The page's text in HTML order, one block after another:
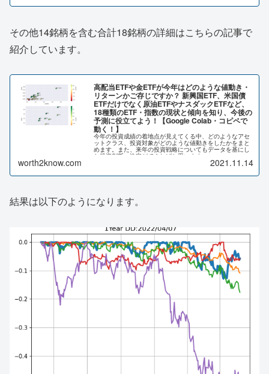
その他14銘柄を含む合計18銘柄の詳細はこちらの記事で
紹介しています。
高配当ETFや金ETFが今年はどのような値動き・
リターンかご存じですか？ 新興国ETF、米国債
ETFだけでなく原油ETFやナスダックETFなど、
18種類のETF・指数の現状と傾向を知り、今後の
予測に役立てよう！【Google Colab・コピペで
動く！】
今年の投資成績の着地点が見えてくる中、どのようなアセ
ットクラス、投資対象がどのような値動きをしたかをまと
めます。また、来年の投資戦略についてもデータを基にし
た投資判断、決定ができればと思います。
worth2know.com 2021.11.14
結果は以下のようになります。